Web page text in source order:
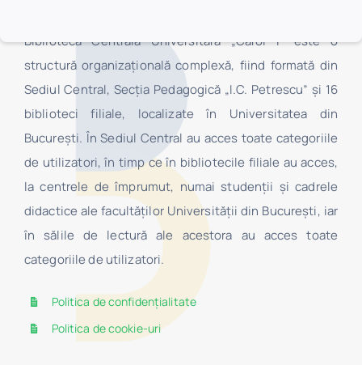
Biblioteca Centrală Universitară „Carol I” este o
structură organizaţională complexă, fiind formată din
Sediul Central, Secţia Pedagogică „I.C. Petrescu” şi 16
biblioteci filiale, localizate în Universitatea din
Bucureşti. În Sediul Central au acces toate categoriile
de utilizatori, în timp ce în bibliotecile filiale au acces,
la centrele de împrumut, numai studenţii şi cadrele
didactice ale facultăților Universității din București, iar
în sălile de lectură ale acestora au acces toate
categoriile de utilizatori.
Politica de confidențialitate
Politica de cookie-uri